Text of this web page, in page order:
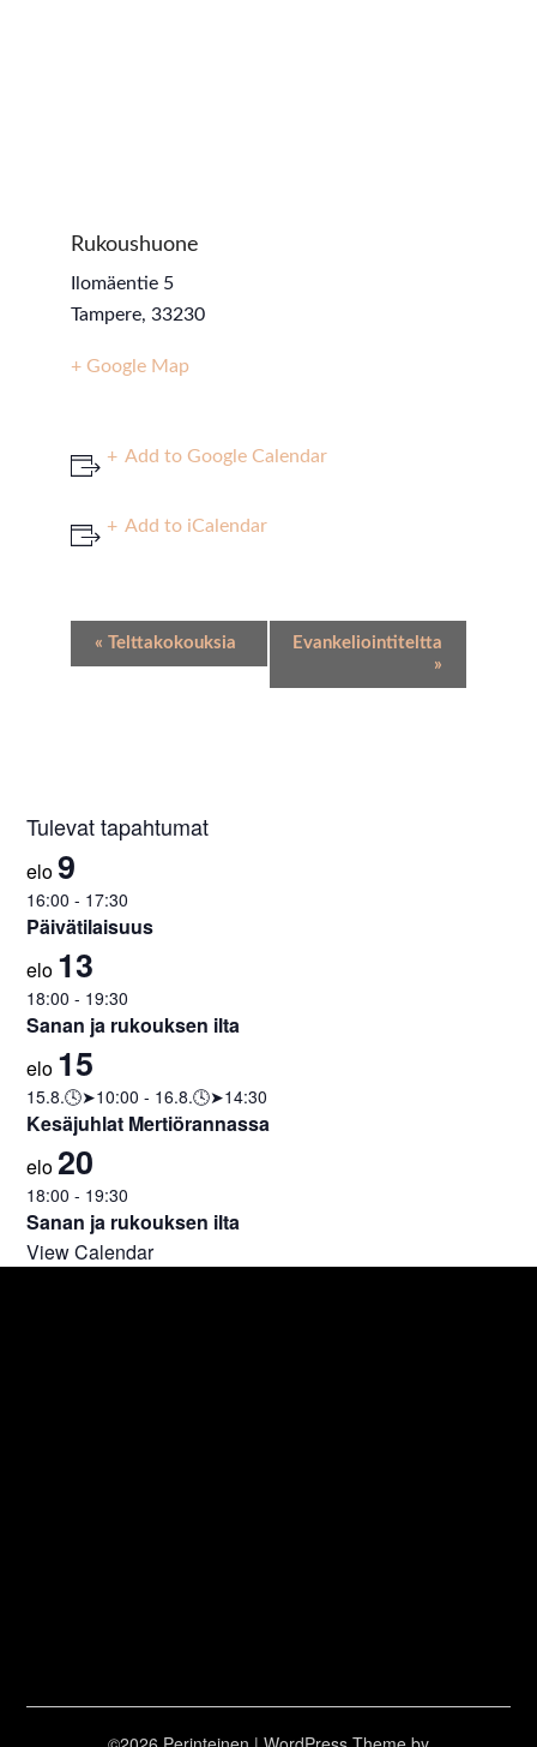
Rukoushuone
Ilomäentie 5
Tampere, 33230
+ Google Map
Add to Google Calendar
Add to iCalendar
Event
« Telttakokouksia
Evankeliointiteltta
»
Tulevat tapahtumat
elo9
16:00 - 17:30
Päivätilaisuus
elo 13
18:00 - 19:30
Sanan ja rukouksen ilta
elo 15
15.8.🕓➤10:00 - 16.8.🕓➤14:30
Kesäjuhlat Mertiörannassa
elo20
18:00 - 19:30
Sanan ja rukouksen ilta
View Calendar